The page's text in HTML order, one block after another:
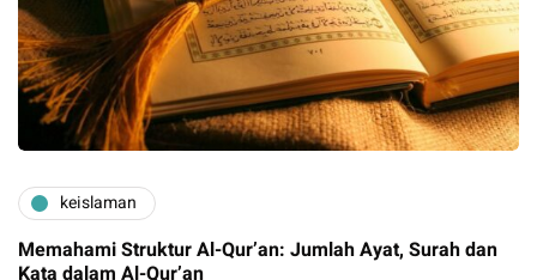
keislaman
Memahami Struktur Al-Qur’an: Jumlah Ayat, Surah dan
Kata dalam Al-Qur’an